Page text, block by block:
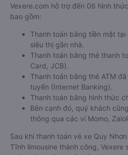
Vexere.com hỗ trợ đến 06 hình
bao gồm:
Thanh toán bằng tiền mặt
siêu thị gần nhà.
Thanh toán bằng thẻ thanh
Card, JCB).
Thanh toán bằng thẻ ATM
tuyến (Internet Banking).
Thanh toán bằng hình thức
Bên cạnh đó, quý khách
thông qua các ví Momo,
Sau khi thanh toán vé xe Quy
Tĩnh limousine thành công, Vexere